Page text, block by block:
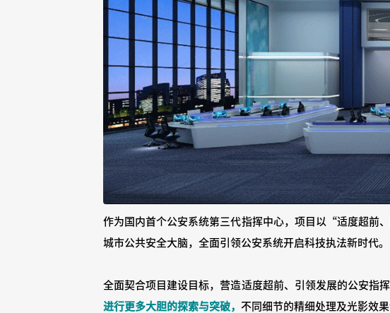
作为国内首个公安系统第三代指挥中心，项目以“适度超前
城市公共安全大脑，全面引领公安系统开启科技执法新时代。
全面契合项目建设目标，营造适度超前、引领发展的公安指挥
进行更多大胆的探索与突破，不同细节的精细处理及光影效